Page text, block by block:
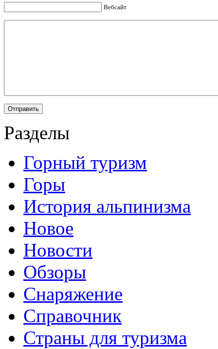
Вебсайт
Разделы
Горный туризм
Горы
История альпинизма
Новое
Новости
Обзоры
Снаряжение
Справочник
Страны для туризма